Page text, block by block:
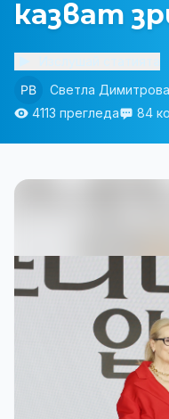
казват
Светла Димитрова
4113 прегледа
84